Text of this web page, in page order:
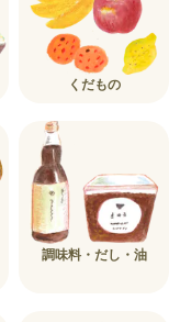
くだもの
調味料・だし・油